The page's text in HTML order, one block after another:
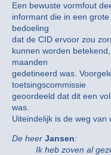
Een bewuste vormfout
informant die in een
bedoeling
dat de CID ervoor zou
kunnen worden
maanden
gedetineerd was.
toetsingscommissie
geoordeeld dat dit een
was.
Uiteindelijk is de weg van
De heer Jansen:
Ik heb zoven al